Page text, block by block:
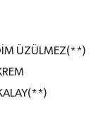
ÜZÜLMEZ(**)